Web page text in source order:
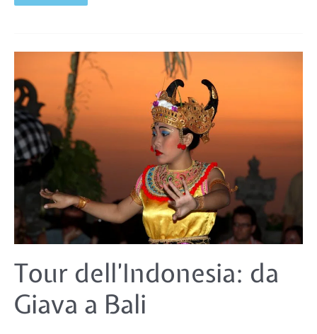
Tour dell’Indonesia: da
Giava a Bali
Tour
dell’Indonesia:
da
Giava
a
Bali